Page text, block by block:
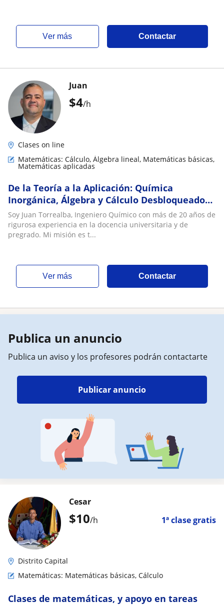
ver más Contactar
$4/h
Juan
Clases on line
Matemáticas: Cálculo, Álgebra lineal, Matemáticas básicas,
Matemáticas aplicadas
De la Teoría a la Aplicación: Química
Inorgánica, Álgebra y Cálculo Desbloqueados
por un Ingeniero Químico
Soy Juan Torrealba, Ingeniero Químico con más de 20 años de
rigurosa experiencia en la docencia universitaria y de
pregrado. Mi misión es t...
ver más Contactar
Publica un anuncio
Publica un aviso y los profesores podrán contactarte
Publicar anuncio
$10/h 1ª clase gratis
Cesar
Distrito Capital
Matemáticas: Matemáticas básicas, Cálculo
Clases de matemáticas, y apoyo en tareas